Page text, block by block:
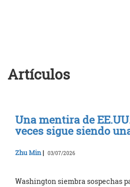
Artículos
Una mentira de
veces sigue siendo
Zhu Min| 03/07/2026
Washington siembra sospechas